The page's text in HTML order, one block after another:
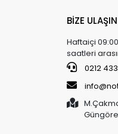
BİZE ULAŞIN
Haftaiçi
saatleri
0212